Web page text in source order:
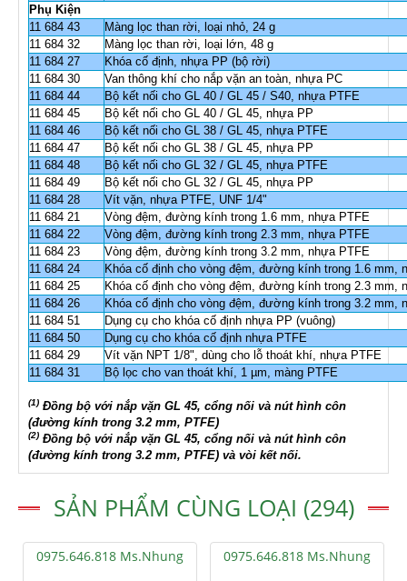
Phụ Kiện
11 684 43
Màng lọc than rời, loại nhỏ, 24 g
11 684 32
Màng lọc than rời, loại lớn, 48 g
11 684 27
Khóa cố định, nhựa PP (bộ rời)
11 684 30
Van thông khí cho nắp vặn an toàn, nhựa PC
11 684 44
Bộ kết nối cho GL 40 / GL 45 / S40, nhựa PTFE
11 684 45
Bộ kết nối cho GL 40 / GL 45, nhựa PP
11 684 46
Bộ kết nối cho GL 38 / GL 45, nhựa PTFE
11 684 47
Bộ kết nối cho GL 38 / GL 45, nhựa PP
11 684 48
Bộ kết nối cho GL 32 / GL 45, nhựa PTFE
11 684 49
Bộ kết nối cho GL 32 / GL 45, nhựa PP
11 684 28
Vít vặn, nhựa PTFE, UNF 1/4"
11 684 21
Vòng đệm, đường kính trong 1.6 mm, nhựa PTFE
11 684 22
Vòng đệm, đường kính trong 2.3 mm, nhựa PTFE
11 684 23
Vòng đệm, đường kính trong 3.2 mm, nhựa PTFE
11 684 24
Khóa cố định cho vòng đệm, đường kính trong 1.6 mm,
11 684 25
Khóa cố định cho vòng đệm, đường kính trong 2.3 mm,
11 684 26
Khóa cố định cho vòng đệm, đường kính trong 3.2 mm,
11 684 51
Dụng cụ cho khóa cố định nhựa PP (vuông)
11 684 50
Dụng cụ cho khóa cố định nhựa PTFE
11 684 29
Vít vặn NPT 1/8", dùng cho lỗ thoát khí, nhựa PTFE
11 684 31
Bộ lọc cho van thoát khí, 1 µm, màng PTFE
(1) Đồng bộ với nắp vặn GL 45, cổng nối và nút hình côn
(đường kính trong 3.2 mm, PTFE)
(2) Đồng bộ với nắp vặn GL 45, cổng nối và nút hình côn
(đường kính trong 3.2 mm, PTFE) và vòi kết nối.
SẢN PHẨM CÙNG LOẠI (294)
0975.646.818 Ms.Nhung 0975.646.818 Ms.Nhung